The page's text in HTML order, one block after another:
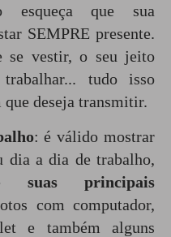
esqueça que sua
SEMPRE presente.
se vestir, o seu jeito
tudo isso
que deseja transmitir.
: é válido mostrar
dia a dia de trabalho,
suas principais
com computador,
e também alguns